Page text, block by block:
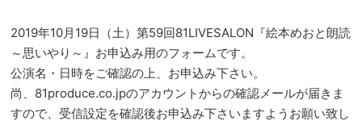
2019年10月19日（土）第59回81LIVESALON『絵本めおと朗読
～思いやり～』お申込み用のフォームです。
公演名・日時をご確認の上、お申込み下さい。
尚、81produce.co.jpのアカウントからの確認メールが届きま
すので、受信設定を確認後お申込み下さいますようお願い致し